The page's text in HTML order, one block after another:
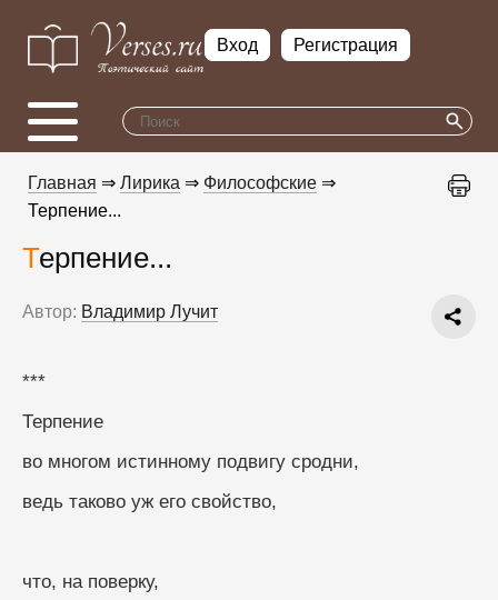
Вход Регистрация
Главная ⇒ Лирика ⇒ Философские ⇒
Терпение...
Терпение...
Автор: Владимир Лучит
***
Терпение
во многом истинному подвигу сродни,
ведь таково уж его свойство,
что, на поверку,